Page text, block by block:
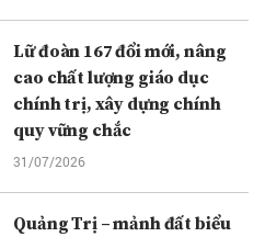
Lữ đoàn 167 đổi mới, nâng
cao chất lượng giáo dục
chính trị, xây dựng chính
quy vững chắc
31/07/2026
Quảng Trị – mảnh đất biểu